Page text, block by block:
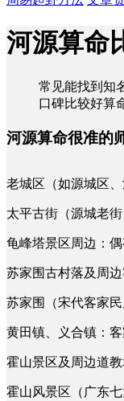
河源算命
常见能找到知
口碑比较好算
河源算命很准的
老城区（如源城区、
太平古街（源城老
龟峰塔景区周边：偶
苏家围古村落及周
苏家围（宋代客家
黄田镇、义合镇：客
霍山景区及周边道
霍山风景区（广东